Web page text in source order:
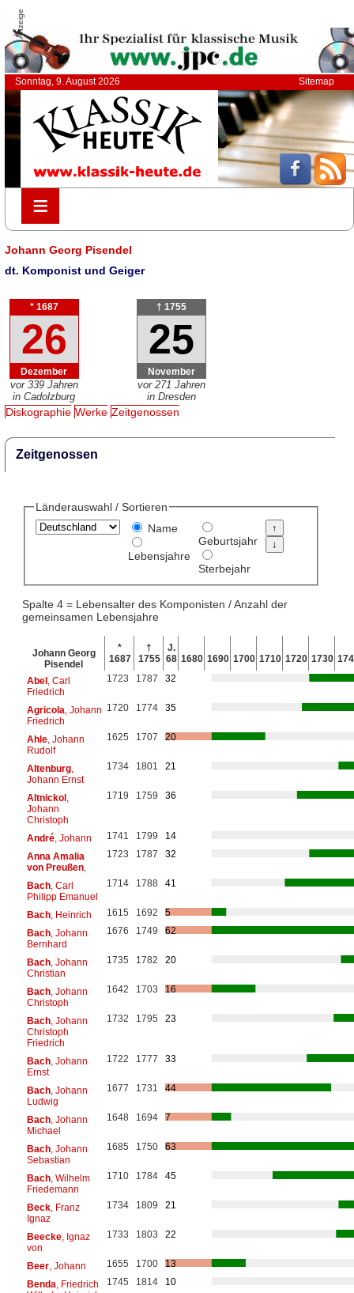
Anzeige
Sonntag, 9. August 2026 Sitemap
≡
≡
Johann Georg Pisendel
dt. Komponist und Geiger
* 1687
26
Dezember
vor 339 Jahren
in Cadolzburg
† 1755
25
November
vor 271 Jahren
in Dresden
Diskographie Werke Zeitgenossen
Zeitgenossen
Länderauswahl / Sortieren
Name
Lebensjahre
Geburtsjahr
Sterbejahr
Spalte 4 = Lebensalter des Komponisten / Anzahl der
gemeinsamen Lebensjahre
Johann Georg
Pisendel
*
1687
†
1755
J.
68 1680 1690 1700 1710 1720 1730
Abel, Carl
Friedrich
1723 1787 32
Agricola , Johann
Friedrich
1720 1774 35
Ahle, Johann
Rudolf
1625 1707 20
Altenburg,
Johann Ernst
1734 1801 21
Altnickol,
Johann
Christoph
1719 1759 36
André, Johann 1741 1799
14
Anna Amalia
von Preußen,
1723 1787 32
Bach, Carl
Philipp Emanuel
1714 1788 41
Bach, Heinrich 1615 1692
5
Bach, Johann
Bernhard
1676 1749 62
Bach, Johann
Christian
1735 1782 20
Bach, Johann
Christoph
1642 1703 16
Bach, Johann
Christoph
Friedrich
1732 1795 23
Bach, Johann
Ernst
1722 1777 33
Bach, Johann
Ludwig
1677 1731 44
Bach, Johann
Michael
1648 1694 7
Bach, Johann
Sebastian
1685 1750 63
Bach, Wilhelm
Friedemann
1710 1784 45
Beck, Franz
Ignaz
1734 1809 21
Beecke, Ignaz
von
1733 1803 22
Beer, Johann 1655 1700
13
Benda , Friedrich
1745 1814 10